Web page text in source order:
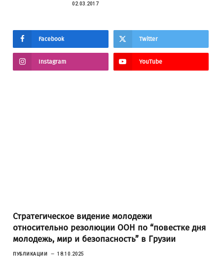
02.03.2017
Facebook Twitter
Instagram YouTube
Стратегическое видение молодежи
относительно резолюции ООН по “повестке дня
молодежь, мир и безопасность” в Грузии
ПУБЛИКАЦИИ 18.10.2025